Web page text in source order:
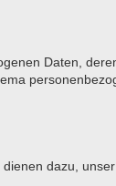
Daten,
dazu,